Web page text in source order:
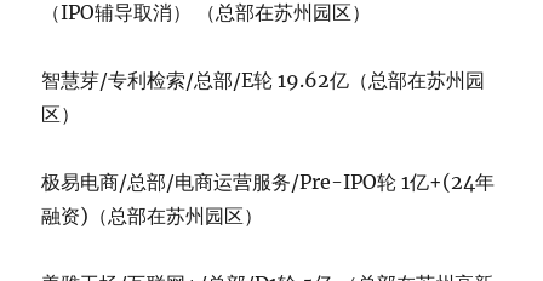
（IPO辅导取消） （总部在苏州园区）
智慧芽/专利检索/总部/E轮 19.62亿（总部在苏州园
区）
极易电商/总部/电商运营服务/Pre-IPO轮 1亿+(24年
融资)（总部在苏州园区）